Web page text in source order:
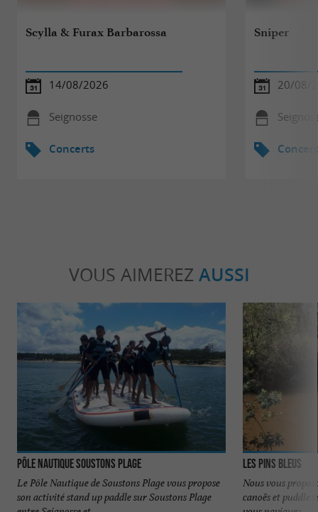
Scylla & Furax Barbarossa
14/08/2026
Seignosse
Concerts
Sniper
20/08/
VOUS AIMEREZ AUSSI
Pôle Nautique Soustons Plage
Le Pôle Nautique de Soustons Plage vous propose
son activité stand up paddle sur Soustons Plage
Les Pins Bleus
Nous vous
canoës et puddle